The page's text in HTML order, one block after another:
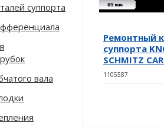
Ремонтный
суппорта
SCHMITZ
1105587
суппорта
вала